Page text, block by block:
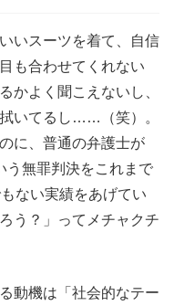
いスーツを着て、自信
も合わせてくれない
かよく聞こえないし、
いてるし……（笑）。
に、普通の弁護士が
う無罪判決をこれまで
ない実績をあげてい
う？」ってメチャクチ
動機は「社会的なテー